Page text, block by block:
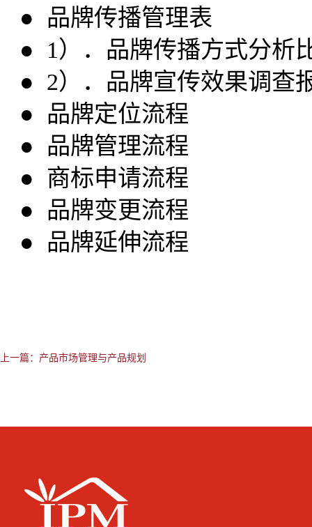
● 品牌传播管理表
● 1）．品牌传播方式分析
● 2）．品牌宣传效果调查
● 品牌定位流程
● 品牌管理流程
● 商标申请流程
● 品牌变更流程
● 品牌延伸流程
上一篇： 产品市场管理与产品规划